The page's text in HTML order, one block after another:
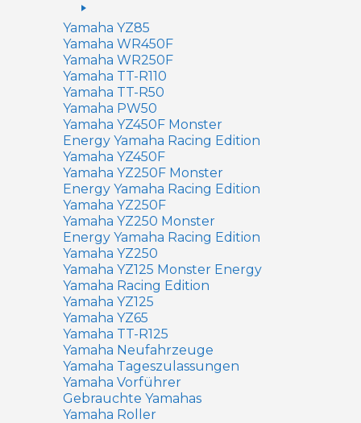
Yamaha YZ85
Yamaha WR450F
Yamaha WR250F
Yamaha TT-R110
Yamaha TT-R50
Yamaha PW50
Yamaha YZ450F Monster
Energy Yamaha Racing Edition
Yamaha YZ450F
Yamaha YZ250F Monster
Energy Yamaha Racing Edition
Yamaha YZ250F
Yamaha YZ250 Monster
Energy Yamaha Racing Edition
Yamaha YZ250
Yamaha YZ125 Monster Energy
Yamaha Racing Edition
Yamaha YZ125
Yamaha YZ65
Yamaha TT-R125
Yamaha Neufahrzeuge
Yamaha Tageszulassungen
Yamaha Vorführer
Gebrauchte Yamahas
Yamaha Roller